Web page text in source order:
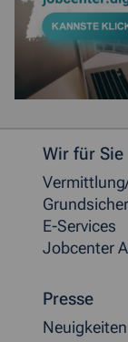
Wir für Sie
E-Services
Jobcenter
Presse
Neuigkeiten